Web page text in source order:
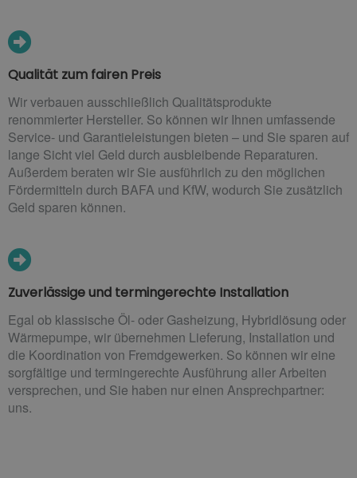
Qualität zum fairen Preis
Wir verbauen ausschließlich Qualitätsprodukte
renommierter Hersteller. So können wir Ihnen umfassende
Service- und Garantieleistungen bieten – und Sie sparen auf
lange Sicht viel Geld durch ausbleibende Reparaturen.
Außerdem beraten wir Sie ausführlich zu den möglichen
Fördermitteln durch BAFA und KfW, wodurch Sie zusätzlich
Geld sparen können.
Zuverlässige und termingerechte Installation
Egal ob klassische Öl- oder Gasheizung, Hybridlösung oder
Wärmepumpe, wir übernehmen Lieferung, Installation und
die Koordination von Fremdgewerken. So können wir eine
sorgfältige und termingerechte Ausführung aller Arbeiten
versprechen, und Sie haben nur einen Ansprechpartner:
uns.